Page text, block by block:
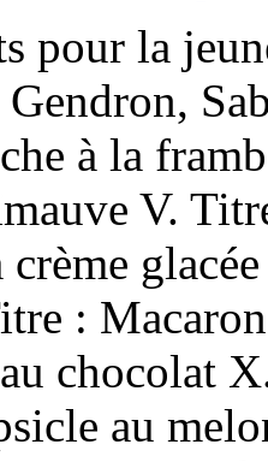
pour la
à la
V.
crème
:
chocolat
au